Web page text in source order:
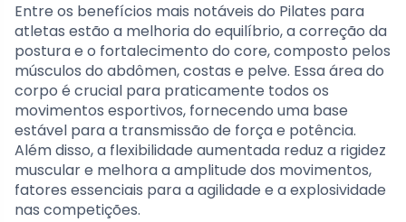
Entre os benefícios mais notáveis do Pilates para
atletas estão a melhoria do equilíbrio, a correção da
postura e o fortalecimento do core, composto pelos
músculos do abdômen, costas e pelve. Essa área do
corpo é crucial para praticamente todos os
movimentos esportivos, fornecendo uma base
estável para a transmissão de força e potência.
Além disso, a flexibilidade aumentada reduz a rigidez
muscular e melhora a amplitude dos movimentos,
fatores essenciais para a agilidade e a explosividade
nas competições.